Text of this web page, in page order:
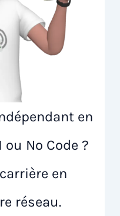
en
No Code ?
en
réseau.